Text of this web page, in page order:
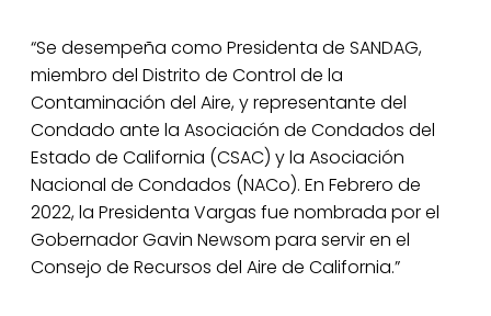
“Se desempeña como Presidenta de SANDAG,
miembro del Distrito de Control de la
Contaminación del Aire, y representante del
Condado ante la Asociación de Condados del
Estado de California (CSAC) y la Asociación
Nacional de Condados (NACo). En Febrero de
2022, la Presidenta Vargas fue nombrada por el
Gobernador Gavin Newsom para servir en el
Consejo de Recursos del Aire de California.”